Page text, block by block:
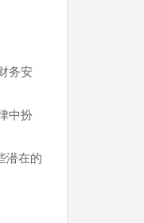
务安
中扮
潜在的